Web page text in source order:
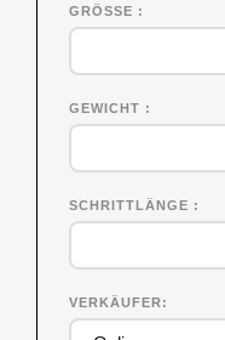
GRÖSSE
GEWICHT
SCHRITTLÄNGE
VERKÄUFER